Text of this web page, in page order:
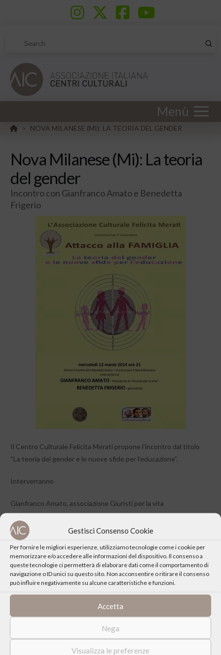
Gestisci Consenso Cookie
Per fornire le migliori esperienze, utilizziamo tecnologie come i cookie per
memorizzare e/o accedere alle informazioni del dispositivo. Il consenso a
queste tecnologie ci permetterà di elaborare dati come il comportamento di
navigazione o ID unici su questo sito. Non acconsentire o ritirare il consenso
può influire negativamente su alcune caratteristiche e funzioni.
Accetta
Nega
Visualizza le preferenze
Search
Menù
HOME
> NOVA MILANESE (MI): LA TEORIA DEL GENDER
Nova Milanese (Mi): La teoria
del gender
Incontro con Gianfranco Amato e Benedetta
Frigerio
Il Centro Culturale Felicita Merati propone l’incontro dal titolo
“La teoria del gender e le nuove sfide per l’educazione”.
Interverranno
Gianfranco Amato, associazione Giuristi per la vita
Benedetta Frigerio, giornalista
CONDIVIDI QUESTO EVENTO